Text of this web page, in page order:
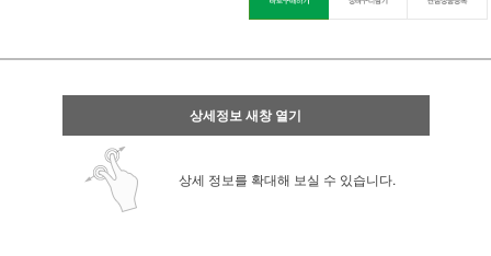
상세정보 새창 열기
상세 정보를 확대해 보실 수 있습니다.